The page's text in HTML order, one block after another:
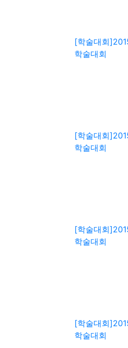
[학술대회]
학술대회
[학술대회]
학술대회
[학술대회]
학술대회
[학술대회]
학술대회